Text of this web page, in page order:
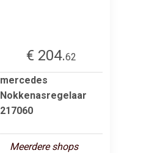
€ 204.62
mercedes
Nokkenasregelaar
217060
Meerdere shops